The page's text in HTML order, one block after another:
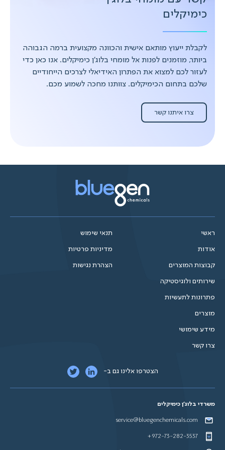
כימיקלים
לקבלת ייעוץ מותאם אישית והכוונה מקצועית ברמה הגבוהה
ביותר, מוזמנים לפנות אל מומחי בלוג'ן כימיקלים. אנו כאן כדי
לעזור לכם למצוא את הפתרון האידיאלי לצרכים הייחודיים
שלכם בתחום הכימיקלים. צוותנו מחכה לשמוע מכם.
צרו איתנו קשר
ראשי
אודות
קבוצות המוצרים
שירותים ולוגיסטיקה
פתרונות לתעשיות
מוצרים
מידע שימושי
צרו קשר
תנאי שימוש
מדיניות פרטיות
הצהרת נגישות
הצטרפו אלינו גם ב-
משרדי בלוג'ן כימיקלים
service@bluegenchemicals.com
+972-73-282-3537